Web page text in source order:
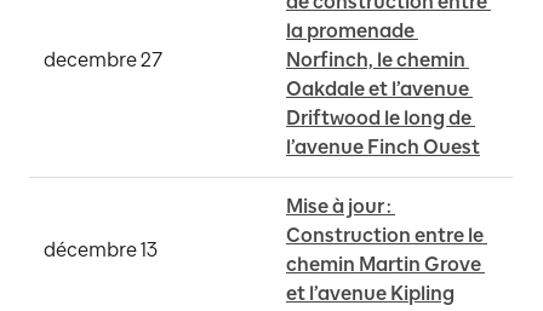
decembre 27
la promenade
Norfinch, le chemin
Oakdale et l’avenue
Driftwood le long de
l’avenue Finch Ouest
décembre 13
Mise à jour :
Construction entre le
chemin Martin Grove
et l’avenue Kipling